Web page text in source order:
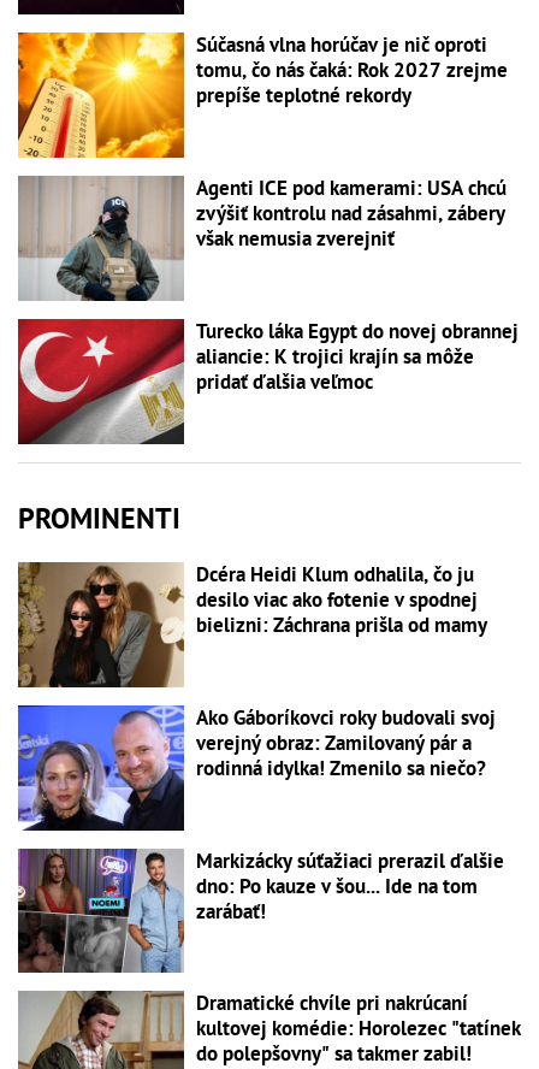
Súčasná vlna horúčav je nič oproti
tomu, čo nás čaká: Rok 2027 zrejme
prepíše teplotné rekordy
Agenti ICE pod kamerami: USA chcú
zvýšiť kontrolu nad zásahmi, zábery
však nemusia zverejniť
Turecko láka Egypt do novej obrannej
aliancie: K trojici krajín sa môže
pridať ďalšia veľmoc
PROMINENTI
Dcéra Heidi Klum odhalila, čo ju
desilo viac ako fotenie v spodnej
bielizni: Záchrana prišla od mamy
Ako Gáboríkovci roky budovali svoj
verejný obraz: Zamilovaný pár a
rodinná idylka! Zmenilo sa niečo?
Markizácky súťažiaci prerazil ďalšie
dno: Po kauze v šou... Ide na tom
zarábať!
Dramatické chvíle pri nakrúcaní
kultovej komédie: Horolezec "tatínek
do polepšovny" sa takmer zabil!